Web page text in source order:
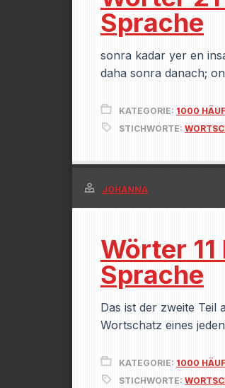
Sprache
sonra kadar yer en
daha sonra danach;
KATEGORIE: 1000
STICHWORTE:
JOHANNA
Wörter
Sprache
Das ist der zweite Teil
Wortschatz eines
KATEGORIE: 1000
STICHWORTE: